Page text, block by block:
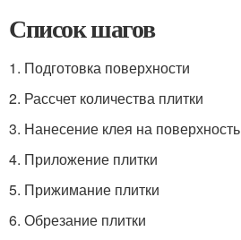
Список шагов
1. Подготовка поверхности
2. Рассчет количества плитки
3. Нанесение клея на поверхность
4. Приложение плитки
5. Прижимание плитки
6. Обрезание плитки